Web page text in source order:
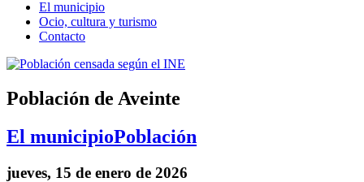
El municipio
Ocio, cultura y turismo
Contacto
Población de Aveinte
El municipioPoblación
jueves, 15 de enero de 2026